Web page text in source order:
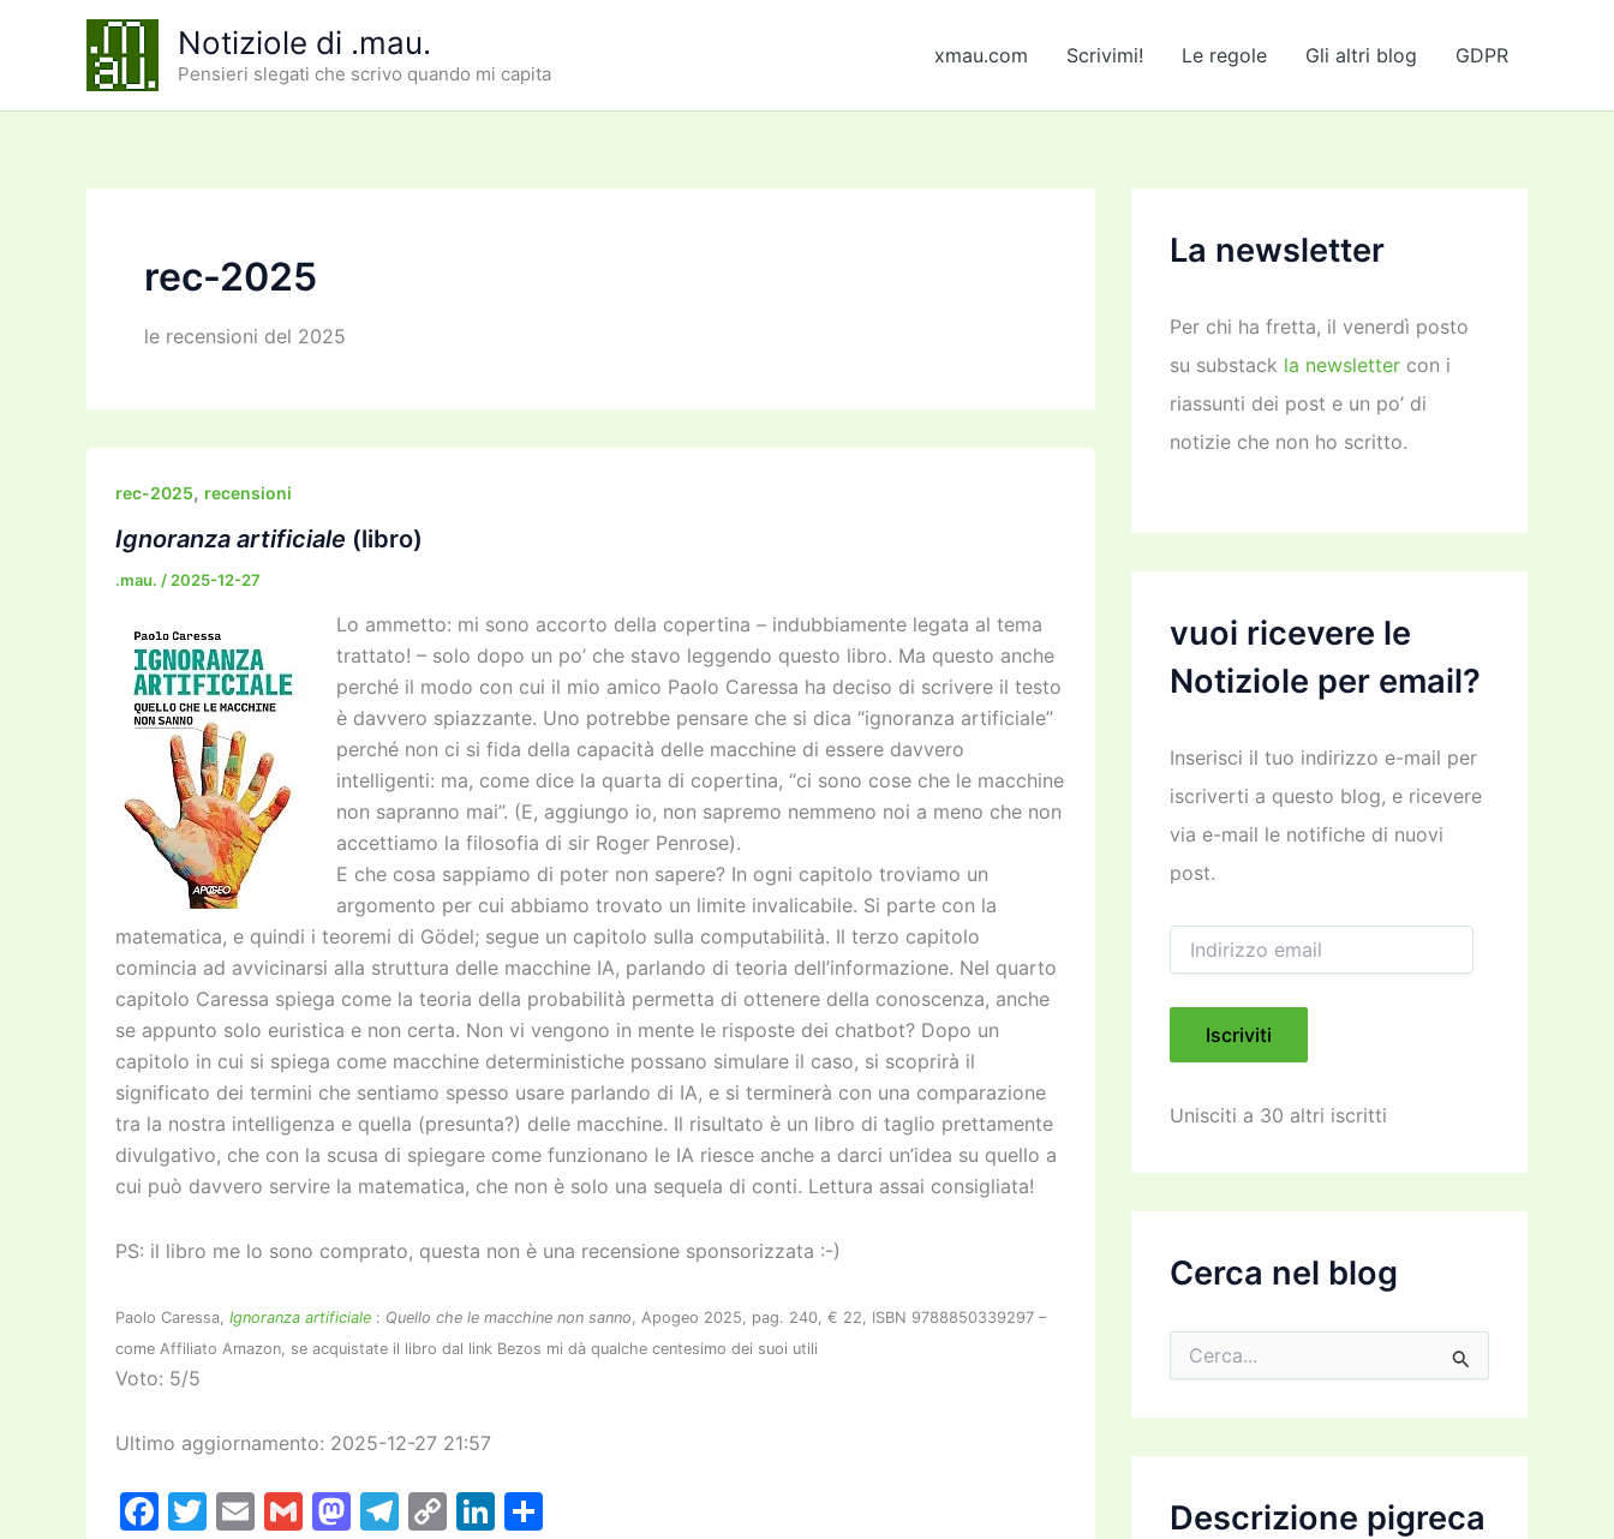
Notiziole di .mau.
Pensieri slegati che scrivo quando mi capita
xmau.com Scrivimi! Le regole Gli altri blog GDPR
rec-2025
le recensioni del 2025
rec-2025, recensioni
Ignoranza artificiale (libro)
.mau. / 2025-12-27
Lo ammetto: mi sono accorto della copertina – indubbiamente legata al tema
trattato! – solo dopo un po’ che stavo leggendo questo libro. Ma questo anche
perché il modo con cui il mio amico Paolo Caressa ha deciso di scrivere il testo
è davvero spiazzante. Uno potrebbe pensare che si dica “ignoranza artificiale”
perché non ci si fida della capacità delle macchine di essere davvero
intelligenti: ma, come dice la quarta di copertina, “ci sono cose che le macchine
non sapranno mai”. (E, aggiungo io, non sapremo nemmeno noi a meno che non
accettiamo la filosofia di sir Roger Penrose).
E che cosa sappiamo di poter non sapere? In ogni capitolo troviamo un
argomento per cui abbiamo trovato un limite invalicabile. Si parte con la
matematica, e quindi i teoremi di Gödel; segue un capitolo sulla computabilità. Il terzo capitolo
comincia ad avvicinarsi alla struttura delle macchine IA, parlando di teoria dell’informazione. Nel quarto
capitolo Caressa spiega come la teoria della probabilità permetta di ottenere della conoscenza, anche
se appunto solo euristica e non certa. Non vi vengono in mente le risposte dei chatbot? Dopo un
capitolo in cui si spiega come macchine deterministiche possano simulare il caso, si scoprirà il
significato dei termini che sentiamo spesso usare parlando di IA, e si terminerà con una comparazione
tra la nostra intelligenza e quella (presunta?) delle macchine. Il risultato è un libro di taglio prettamente
divulgativo, che con la scusa di spiegare come funzionano le IA riesce anche a darci un’idea su quello a
cui può davvero servire la matematica, che non è solo una sequela di conti. Lettura assai consigliata!
PS: il libro me lo sono comprato, questa non è una recensione sponsorizzata :-)
Paolo Caressa, Ignoranza artificiale : Quello che le macchine non sanno, Apogeo 2025, pag. 240, € 22, ISBN 9788850339297 –
come Affiliato Amazon, se acquistate il libro dal link Bezos mi dà qualche centesimo dei suoi utili
Voto: 5/5
Ultimo aggiornamento: 2025-12-27 21:57
F
T
E
G
M T
C
Li
La newsletter
Per chi ha fretta, il venerdì posto
su substack la newsletter con i
riassunti dei post e un po’ di
notizie che non ho scritto.
vuoi ricevere le
Notiziole per email?
Inserisci il tuo indirizzo e-mail per
iscriverti a questo blog, e ricevere
via e-mail le notifiche di nuovi
post.
i
i
z
o
m
Iscriviti
Unisciti a 30 altri iscritti
Cerca nel blog
c
:
Descrizione pigreca